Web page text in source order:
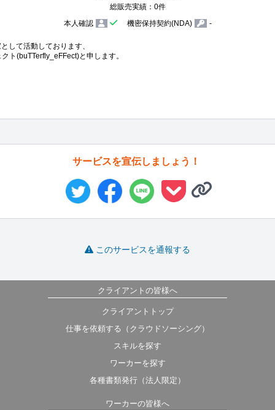
総販売実績：0件
本人確認
機密保持契約(NDA) -
して活動しております、
ト(buTTerfly_eFFect)と申します。
サービスを宣伝しましょう！
このサービスを通報する
クライアントの皆様へ
クライアントトップ
仕事を依頼する（クラウドソーシング）
スキルを探す
ワーカーを探す
各種書類発行（法人限定）
ワーカーの皆様へ